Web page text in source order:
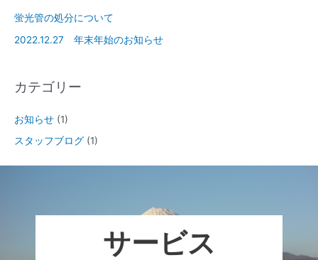
蛍光管の処分について
2022.12.27 年末年始のお知らせ
カテゴリー
お知らせ (1)
スタッフブログ (1)
サービス